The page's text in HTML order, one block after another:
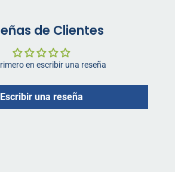
de Clientes
en escribir una reseña
Escribir una reseña